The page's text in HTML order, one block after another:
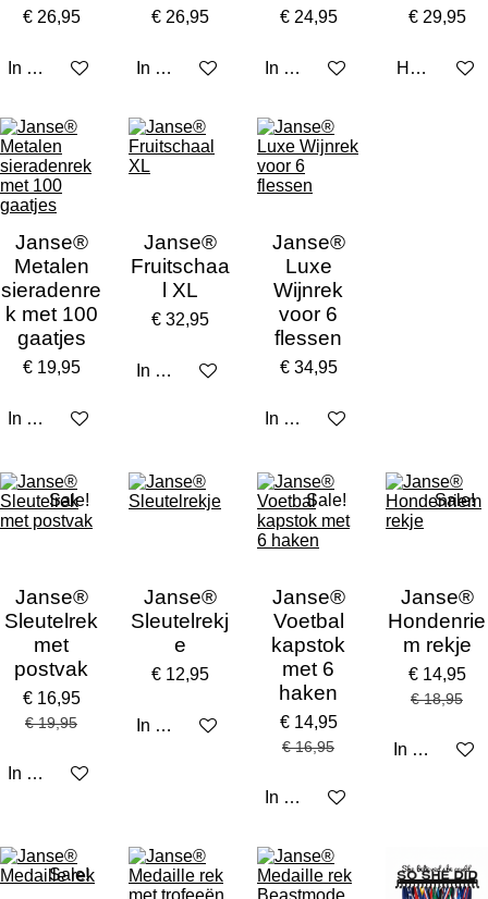
€ 26,95
In winkelwagen
€ 26,95
In winkelwagen
€ 24,95
In winkelwagen
€ 29,95
Houd mij
Janse®
Metalen
sieradenre
k met 100
gaatjes
€ 19,95
In winkelwagen
Janse®
Fruitschaa
l XL
€ 32,95
In winkelwagen
Janse®
Luxe
Wijnrek
voor 6
flessen
€ 34,95
In winkelwagen
Sale!
Janse®
Sleutelrek
met
postvak
€ 16,95
€ 19,95
In winkelwagen
Janse®
Sleutelrekj
e
€ 12,95
In winkelwagen
Sale!
Janse®
Voetbal
kapstok
met 6
haken
€ 14,95
€ 16,95
In winkelwagen
Sale!
Janse®
Hondenrie
m rekje
€ 14,95
€ 18,95
In
Sale!